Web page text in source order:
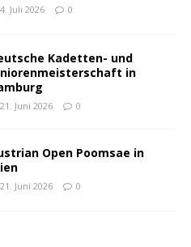
4. Juli 2026 0
Kadetten- und
in
21. Juni 2026 0
Open Poomsae in
21. Juni 2026 0